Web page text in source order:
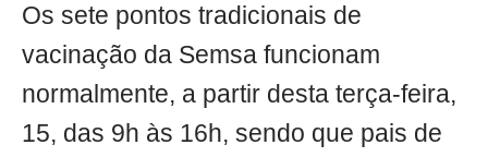
Os sete pontos tradicionais de
vacinação da Semsa funcionam
normalmente, a partir desta terça-feira,
15, das 9h às 16h, sendo que pais de